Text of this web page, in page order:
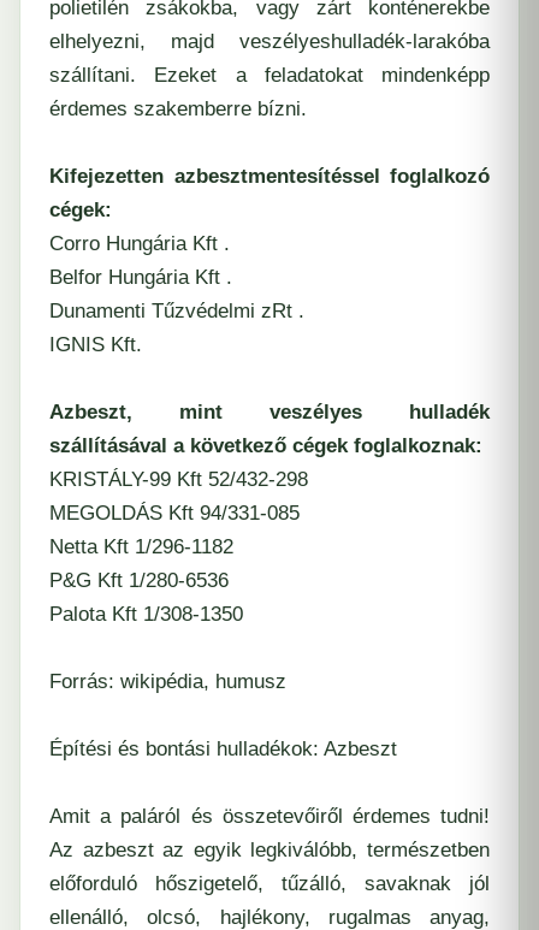
polietilén zsákokba, vagy zárt konténerekbe
elhelyezni, majd veszélyeshulladék-larakóba
szállítani. Ezeket a feladatokat mindenképp
érdemes szakemberre bízni.
Kifejezetten azbesztmentesítéssel foglalkozó
cégek:
Corro Hungária Kft .
Belfor Hungária Kft .
Dunamenti Tűzvédelmi zRt .
IGNIS Kft.
Azbeszt, mint veszélyes hulladék
szállításával a következő cégek foglalkoznak:
KRISTÁLY-99 Kft 52/432-298
MEGOLDÁS Kft 94/331-085
Netta Kft 1/296-1182
P&G Kft 1/280-6536
Palota Kft 1/308-1350
Forrás: wikipédia, humusz
Építési és bontási hulladékok: Azbeszt
Amit a paláról és összetevőiről érdemes tudni!
Az azbeszt az egyik legkiválóbb, természetben
előforduló hőszigetelő, tűzálló, savaknak jól
ellenálló, olcsó, hajlékony, rugalmas anyag,